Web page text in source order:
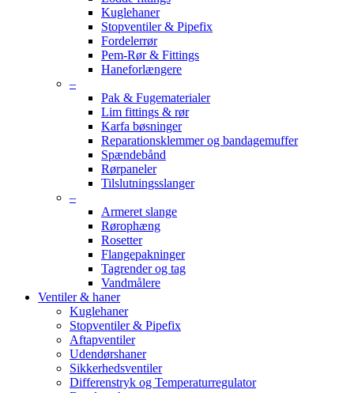
Kuglehaner
Stopventiler & Pipefix
Fordelerrør
Pem-Rør & Fittings
Haneforlængere
–
Pak & Fugematerialer
Lim fittings & rør
Karfa bøsninger
Reparationsklemmer og bandagemuffer
Spændebånd
Rørpaneler
Tilslutningsslanger
–
Armeret slange
Rørophæng
Rosetter
Flangepakninger
Tagrender og tag
Vandmålere
Ventiler & haner
Kuglehaner
Stopventiler & Pipefix
Aftapventiler
Udendørshaner
Sikkerhedsventiler
Differenstryk og Temperaturregulator